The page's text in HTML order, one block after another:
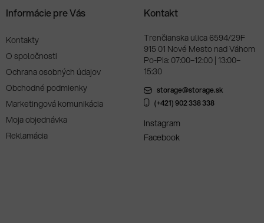
Informácie pre Vás
Kontakty
O spoločnosti
Ochrana osobných údajov
Obchodné podmienky
Marketingová komunikácia
Moja objednávka
Reklamácia
Kontakt
Trenčianska ulica 6594/29F
915 01 Nové Mesto nad Váhom
Po-Pia: 07:00–12:00 | 13:00–
15:30
storage@storage.sk
(+421) 902 338 338
Instagram
Facebook